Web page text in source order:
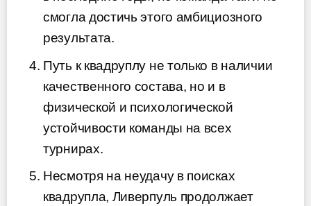
смогла достичь этого амбициозного
результата.
Путь к квадруплу не только в наличии
качественного состава, но и в
физической и психологической
устойчивости команды на всех
турнирах.
Несмотря на неудачу в поисках
квадрупла, Ливерпуль продолжает